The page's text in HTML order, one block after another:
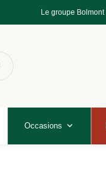
Le groupe Bolmont
Occasions